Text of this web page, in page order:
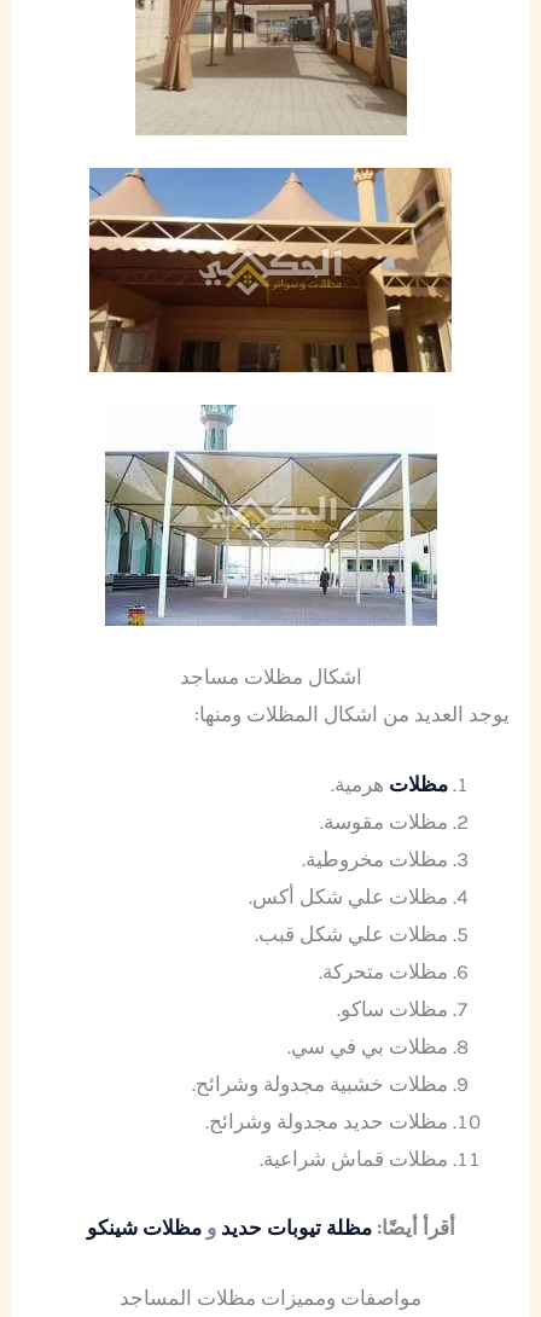
اشكال مظلات مساجد
يوجد العديد من اشكال المظلات ومنها:
مظلات هرمية.
مظلات مقوسة.
مظلات مخروطية.
مظلات علي شكل أكس.
مظلات علي شكل قبب.
مظلات متحركة.
مظلات ساكو.
مظلات بي في سي.
مظلات خشبية مجدولة وشرائح.
مظلات حديد مجدولة وشرائح.
مظلات قماش شراعية.
أقرأ أيضًا:مظلة تيوبات حديد ومظلات شينكو
مواصفات ومميزات مظلات المساجد